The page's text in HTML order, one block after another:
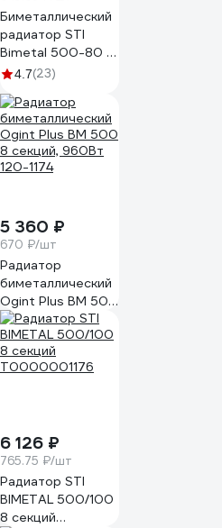
Биметаллический
радиатор STI
Bimetal 500-80 8
секций D220-
4.7(23)
5 360 ₽
670 ₽/шт
Радиатор
биметаллический
Ogint Plus BM 500
8 секций, 960Вт
120-1174
6 126 ₽
765.75 ₽/шт
Радиатор STI
BIMETAL 500/100
8 секций